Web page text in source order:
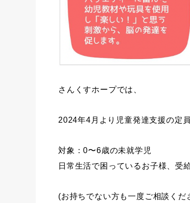
さんくすホープでは、
2024年4月より児童発達支援の定
対象：0〜6歳の未就学児
日常生活で困っているお子様、受
(お持ちでない方も一度ご相談くだ